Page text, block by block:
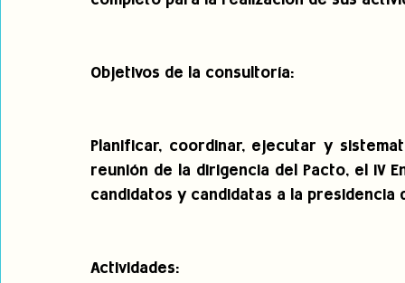
Objetivos de la consultoría:
Planificar, coordinar, ejecutar y
reunión de la dirigencia del Pacto, el IV
candidatos y candidatas a la presidencia
Actividades: